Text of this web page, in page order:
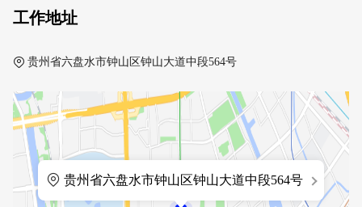
工作地址
贵州省六盘水市钟山区钟山大道中段564号
贵州省六盘水市钟山区钟山大道中段564号